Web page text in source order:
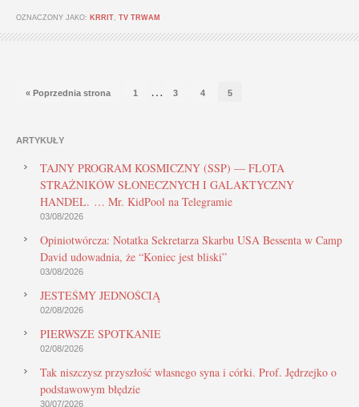
OZNACZONY JAKO: KRRIT TV TRWAM
« Poprzednia strona 1 … 3 4 5
ARTYKUŁY
TAJNY PROGRAM KOSMICZNY (SSP) — FLOTA
STRAŻNIKÓW SŁONECZNYCH I GALAKTYCZNY
HANDEL. … Mr. KidPool na Telegramie
03/08/2026
Opiniotwórcza: Notatka Sekretarza Skarbu USA Bessenta w Camp
David udowadnia, że “Koniec jest bliski”
03/08/2026
JESTEŚMY JEDNOŚCIĄ
02/08/2026
PIERWSZE SPOTKANIE
02/08/2026
Tak niszczysz przyszłość własnego syna i córki. Prof. Jędrzejko o
podstawowym błędzie
30/07/2026